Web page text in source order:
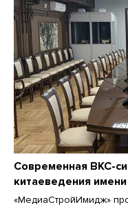
Современная ВКС-
китаеведения
«МедиаСтройИмидж»